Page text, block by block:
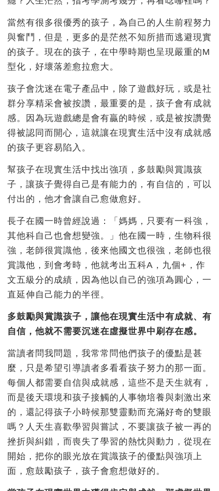
當然有很多很優秀的孩子，為自己的人生前程努力
與奮鬥，但是，更多的是茫然不知所措而逃避現實
的孩子。現在的孩子，在中學時期也呈現嚴重的M
型化，好壞落差愈拉愈大。
孩子會沈迷在電子產品中，除了遊戲好玩，或是社
群分享精采會被按讚，最重要的是，孩子會有成就
感。因為玩遊戲總是會有贏的時候，或是被按讚覺
得被認同而開心，這就讓在現實生活中沒有成就感
的孩子更容易陷入。
幫孩子在現實生活中找出強項，多鼓勵與賞識孩
子，讓孩子覺得自己是有能力的，有自信的，可以
付出的，他才會讓自己愈做愈好。
長子在國一時曾經說過：「媽媽，只要有一科強，
其他科自己也會想變強。」他在國一時，生物科很
強，老師很賞識他，後來他國文也很強，老師也很
賞識他，到會考時，他就考出五科A，九個+，作
文五級分的成績，因為他以自己的強項為圓心，一
直延伸自己能力的半徑。
多鼓勵與賞識孩子，讓他在現實生活中有成就、有
自信，他就不需要沉迷在虛擬世界中刷存在感。
當讀者問我問題，我常常問他們孩子的優點是甚
麼，只是希望引導讀者多看看孩子努力的那一面。
每個人都需要自信與成就感，這些不是天生就有，
而是後天環境和孩子接觸的人事物培養與刺激出來
的，還記得孩子小時候那雙靈動而充滿好奇的雙眼
嗎？人天生喜歡學習與嘗試，不要讓孩子被一再的
挫折與糾錯，而喪失了學習的熱忱與動力，從現在
開始，把你的眼光放在賞識孩子的優點與強項上
面，愈鼓勵孩子，孩子會愈想做好的。